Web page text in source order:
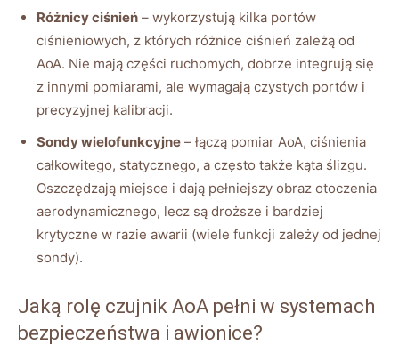
Różnicy ciśnień – wykorzystują kilka portów
ciśnieniowych, z których różnice ciśnień zależą od
AoA. Nie mają części ruchomych, dobrze integrują się
z innymi pomiarami, ale wymagają czystych portów i
precyzyjnej kalibracji.
Sondy wielofunkcyjne – łączą pomiar AoA, ciśnienia
całkowitego, statycznego, a często także kąta ślizgu.
Oszczędzają miejsce i dają pełniejszy obraz otoczenia
aerodynamicznego, lecz są droższe i bardziej
krytyczne w razie awarii (wiele funkcji zależy od jednej
sondy).
Jaką rolę czujnik AoA pełni w systemach
bezpieczeństwa i awionice?